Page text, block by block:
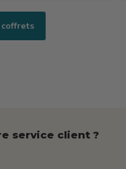
service client ?